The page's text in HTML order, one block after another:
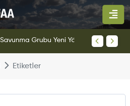
Etiketler